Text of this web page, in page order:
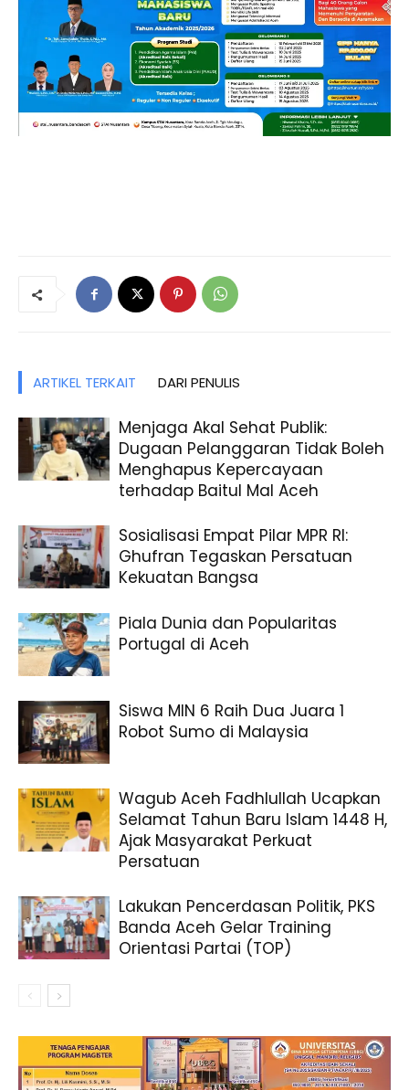
ARTIKEL TERKAIT DARI PENULIS
Menjaga Akal Sehat Publik:
Dugaan Pelanggaran Tidak Boleh
Menghapus Kepercayaan
terhadap Baitul Mal Aceh
Sosialisasi Empat Pilar MPR RI:
Ghufran Tegaskan Persatuan
Kekuatan Bangsa
Piala Dunia dan Popularitas
Portugal di Aceh
Siswa MIN 6 Raih Dua Juara 1
Robot Sumo di Malaysia
Wagub Aceh Fadhlullah Ucapkan
Selamat Tahun Baru Islam 1448 H,
Ajak Masyarakat Perkuat
Persatuan
Lakukan Pencerdasan Politik, PKS
Banda Aceh Gelar Training
Orientasi Partai (TOP)